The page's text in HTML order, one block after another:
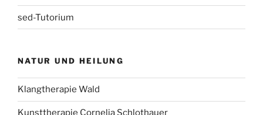
sed-Tutorium
NATUR UND HEILUNG
Klangtherapie Wald